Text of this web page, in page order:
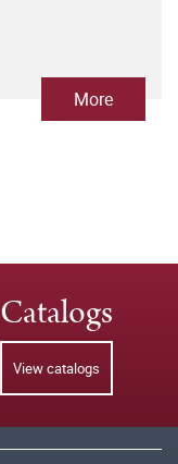
More
Catalogs
View catalogs